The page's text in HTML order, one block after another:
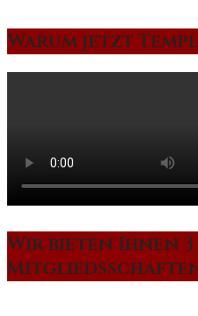
Warum jetzt
Wir bieten Ihnen